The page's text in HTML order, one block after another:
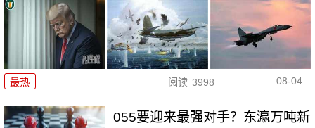
最热 阅读 3998 08-04
055要迎来最强对手？东瀛万吨新